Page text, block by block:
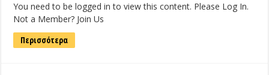
You need to be logged in to view this content. Please Log In.
Not a Member? Join Us
Περισσότερα